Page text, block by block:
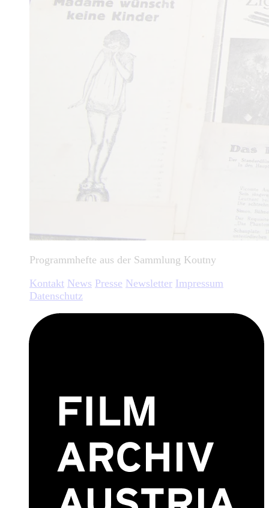
Programmhefte aus der Sammlung Koutny
Kontakt News Presse Newsletter Impressum
Datenschutz